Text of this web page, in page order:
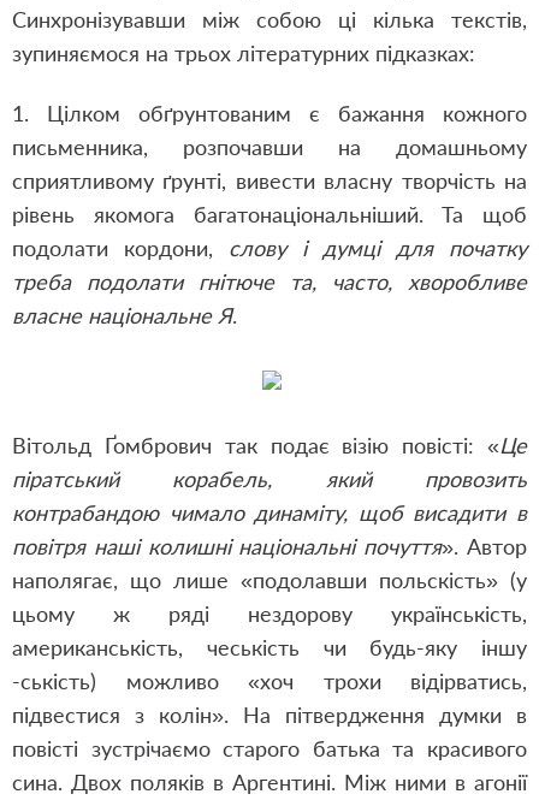
Синхронізувавши між собою ці кілька текстів,
зупиняємося на трьох літературних підказках:
1. Цілком обґрунтованим є бажання кожного
письменника, розпочавши на домашньому
сприятливому ґрунті, вивести власну творчість на
рівень якомога багатонаціональніший. Та щоб
подолати кордони, слову і думці для початку
треба подолати гнітюче та, часто, хворобливе
власне національне Я.
Вітольд Ґомбрович так подає візію повісті: «Це
піратський корабель, який провозить
контрабандою чимало динаміту, щоб висадити в
повітря наші колишні національні почуття». Автор
наполягає, що лише «подолавши польскість» (у
цьому ж ряді нездорову українськість,
американськість, чеськість чи будь-яку іншу
-ськість) можливо «хоч трохи відірватись,
підвестися з колін». На пітвердження думки в
повісті зустрічаємо старого батька та красивого
сина. Двох поляків в Аргентині. Між ними в агонії